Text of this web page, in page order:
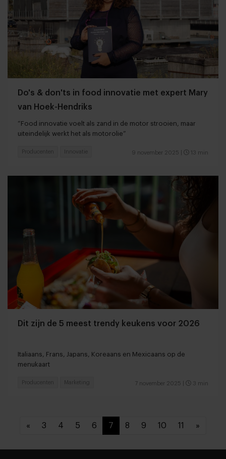
Do's & don'ts in food innovatie met expert Mary
van Hoek-Hendriks
“Food innovatie voelt als zand in de motor strooien, maar
uiteindelijk werkt het als motorolie”
9 november 2025 13 min
Producenten Innovatie
Dit zijn de 5 meest trendy keukens voor 2026
Italiaans, Frans, Japans, Koreaans en Mexicaans op de
menukaart
7 november 2025 3 min
Producenten Marketing
« 3 4 5 6 7 8 9 10 11 »